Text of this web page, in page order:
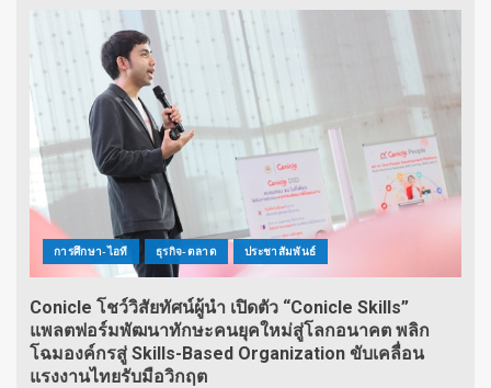
การศึกษา-ไอที ธุรกิจ-ตลาด ประชาสัมพันธ์
Conicle โชว์วิสัยทัศน์ผู้นำ เปิดตัว “Conicle Skills”
แพลตฟอร์มพัฒนาทักษะคนยุคใหม่สู่โลกอนาคต พลิก
โฉมองค์กรสู่ Skills-Based Organization ขับเคลื่อน
แรงงานไทยรับมือวิกฤต